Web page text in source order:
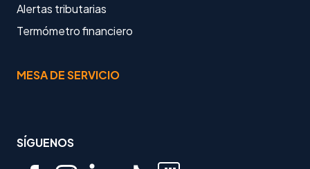
Alertas tributarias
Termómetro financiero
MESA DE SERVICIO
SÍGUENOS